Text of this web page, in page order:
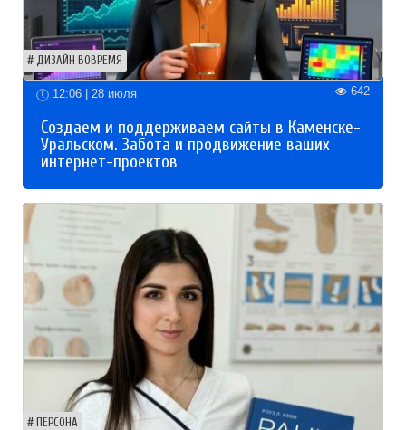
ДИЗАЙН ВОВРЕМЯ
12:06 | 28 июля 642
Создаем и поддерживаем сайты в Каменске-
Уральском. Забота и продвижение ваших
интернет-проектов
ПЕРСОНА